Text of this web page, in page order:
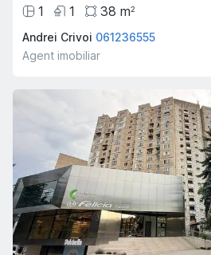
1
1 38 m2
Andrei Crivoi 061236555
Agent imobiliar